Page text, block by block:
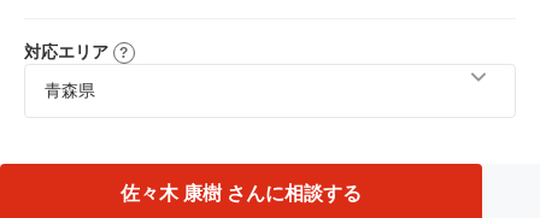
対応エリア
青森県
市、中津軽郡
佐々木 康樹 さんに相談する